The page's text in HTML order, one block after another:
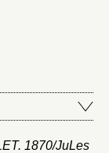
1870/JuLes